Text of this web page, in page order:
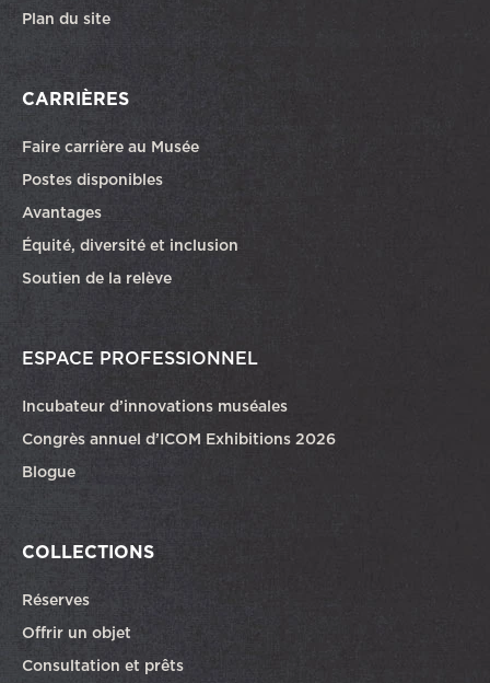
Plan du site
CARRIÈRES
Faire carrière au Musée
Postes disponiblesCe lien ouvrira dans une autre fenêtre
Avantages
Équité, diversité et inclusion
Soutien de la relève
ESPACE PROFESSIONNEL
Incubateur d’innovations muséales
Congrès annuel d’ICOM Exhibitions 2026
Blogue
COLLECTIONS
Réserves
Offrir un objet
Consultation et prêts